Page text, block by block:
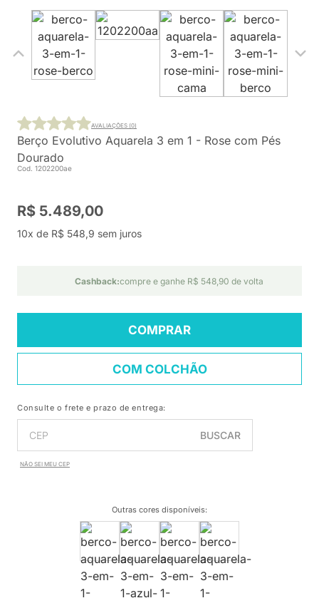
Berço Evolutivo Aquarela 3 em 1 - Rose com Pés
Dourado
Cod. 1202200ae
AVALIAÇÕES (0)
R$ 5.489,00
10x de R$ 548,9 sem juros
Cashback:compre e ganhe R$ 548,90 de volta
COMPRAR
COM COLCHÃO
Consulte o frete e prazo de entrega:
BUSCAR
NÃO SEI MEU CEP
Outras cores disponíveis: